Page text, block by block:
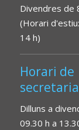
Divendres de
(Horari
14 h)
Horari de
secretaria
Dilluns a
09.30 h a